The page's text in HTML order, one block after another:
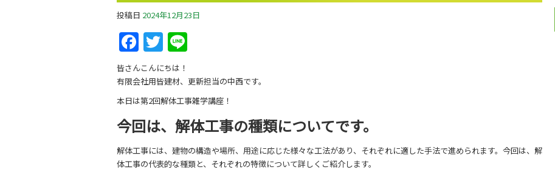
投稿日 2024年12月23日
Facebook
Twitter
皆さんこんにちは！
有限会社用皆建材、更新担当の中西です。
本日は第2回解体工事雑学講座！
今回は、解体工事の種類についてです。
解体工事には、建物の構造や場所、用途に応じた様々な工法があり、それぞれに適した手法で進められます。今回は、解
体工事の代表的な種類と、それぞれの特徴について詳しくご紹介します。